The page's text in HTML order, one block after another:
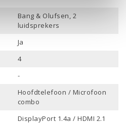
Bang & Olufsen, 2
luidsprekers
Ja
4
-
Hoofdtelefoon / Microfoon
combo
DisplayPort 1.4a / HDMI 2.1